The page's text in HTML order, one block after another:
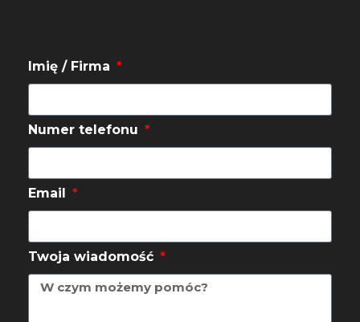
Imię / Firma
Numer telefonu
Email
Twoja wiadomość